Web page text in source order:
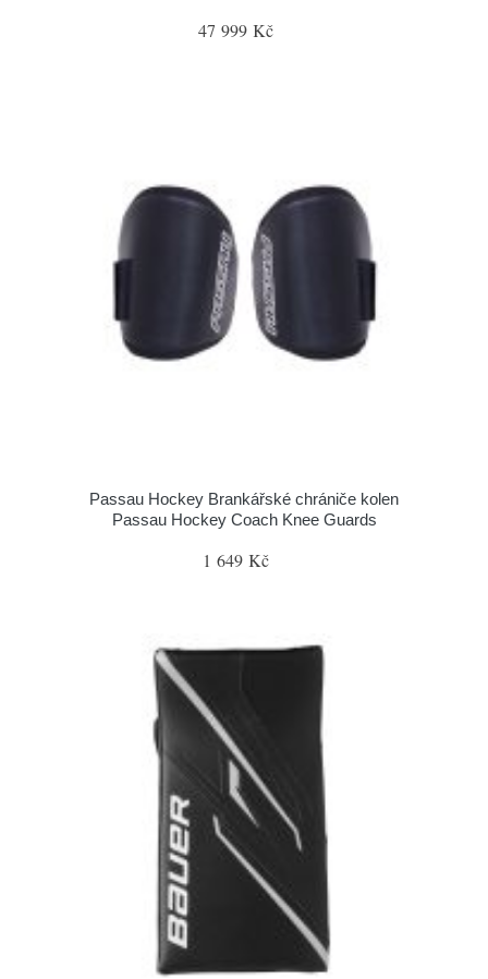
47 999 Kč
Passau Hockey Brankářské chrániče kolen
Passau Hockey Coach Knee Guards
1 649 Kč